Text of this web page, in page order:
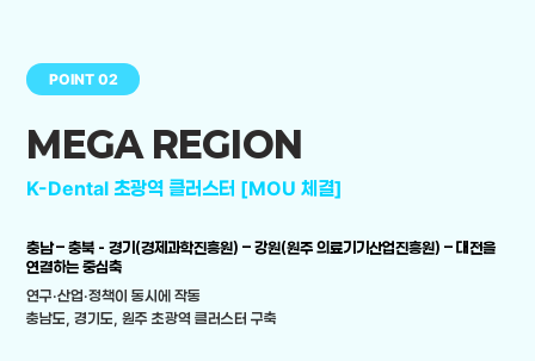
POINT 02
MEGA REGION
K-Dental 초광역 클러스터 [MOU 체결]
충남 – 충북 - 경기(경제과학진흥원) – 강원(원주 의료기기산업진흥원) – 대전을
연결하는 중심축
연구·산업·정책이 동시에 작동
충남도, 경기도, 원주 초광역 클러스터 구축